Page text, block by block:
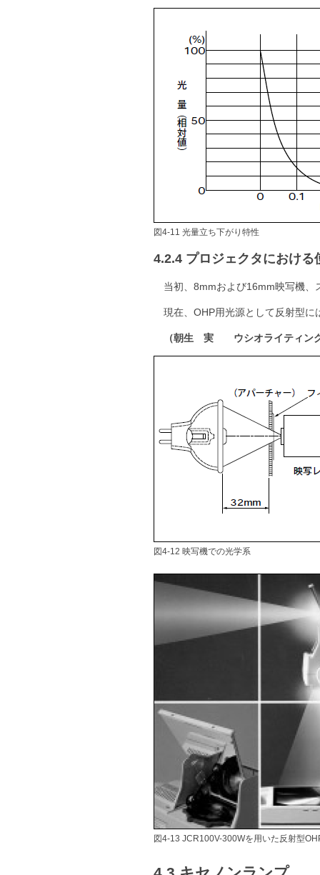
図4-11 光量立ち下がり特性
4.2.4 プロジェクタにおける
当初、8mmおよび16mm映写機、
現在、OHP用光源として反射型
（朝生 実 ウシオライティン
図4-12 映写機での光学系
図4-13 JCR100V-300Wを用いた反射型